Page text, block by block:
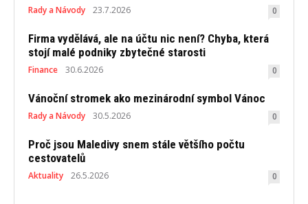
Rady a Návody 23.7.2026 0
Firma vydělává, ale na účtu nic není? Chyba, která
stojí malé podniky zbytečné starosti
Finance 30.6.2026 0
Vánoční stromek ako mezinárodní symbol Vánoc
Rady a Návody 30.5.2026 0
Proč jsou Maledivy snem stále většího počtu
cestovatelů
Aktuality 26.5.2026 0